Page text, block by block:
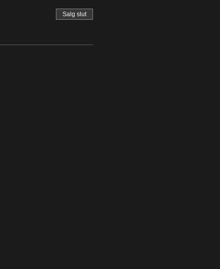
Salg slut